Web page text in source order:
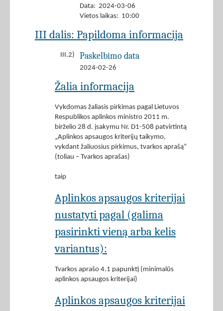
Data: 2024-03-06
Vietos laikas: 10:00
III dalis: Papildoma informacija
III.2) Paskelbimo data
2024-02-26
Žalia informacija
Vykdomas žaliasis pirkimas pagal Lietuvos
Respublikos aplinkos ministro 2011 m.
birželio 28 d. įsakymu Nr. D1-508 patvirtintą
„Aplinkos apsaugos kriterijų taikymo,
vykdant žaliuosius pirkimus, tvarkos aprašą“
(toliau – Tvarkos aprašas)
taip
Aplinkos apsaugos kriterijai
nustatyti pagal (galima
pasirinkti vieną arba kelis
variantus):
Tvarkos aprašo 4.1 papunktį (minimalūs
aplinkos apsaugos kriterijai)
Aplinkos apsaugos kriterijai